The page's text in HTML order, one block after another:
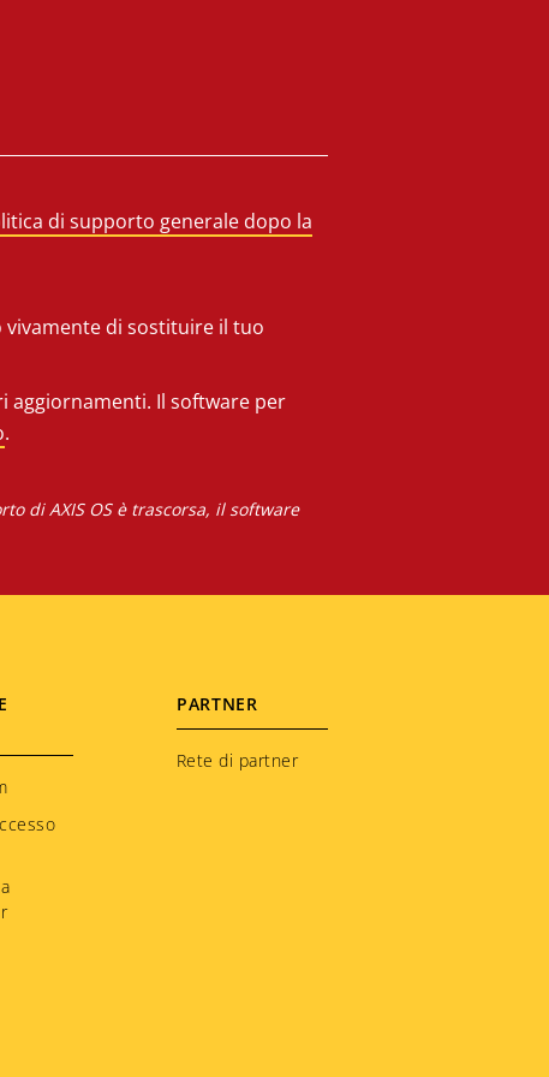
di supporto generale dopo la
di sostituire il tuo
aggiornamenti. Il software per
.
di AXIS OS è trascorsa, il software
PARTNER
Rete di partner